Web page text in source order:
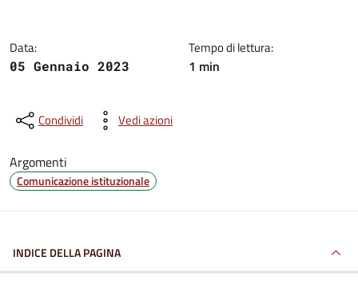
Data:
05 Gennaio 2023
Tempo di lettura:
1 min
Condividi Vedi azioni
Argomenti
Comunicazione istituzionale
INDICE DELLA PAGINA